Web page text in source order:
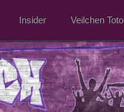
Insider Veilchen Toto